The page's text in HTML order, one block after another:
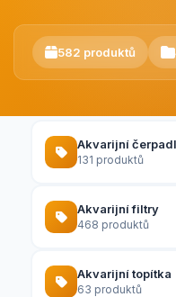
582 produktů
Akvarijní
131 produktů
Akvarijní filtry
468 produktů
Akvarijní topítka
63 produktů